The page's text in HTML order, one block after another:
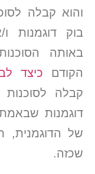
והוא קבלה
בוק דוגמנות
באותה
הקודם כיצד
קבלה לסוכנות
דוגמנות שבאמת
של הדוגמנית,
שכזה.